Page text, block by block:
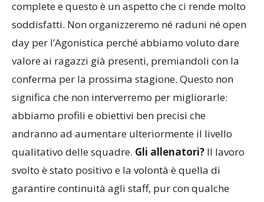
“Assolutamente sì. Le rose sono praticamente
complete e questo è un aspetto che ci rende molto
soddisfatti. Non organizzeremo né raduni né open
day per l’Agonistica perché abbiamo voluto dare
valore ai ragazzi già presenti, premiandoli con la
conferma per la prossima stagione. Questo non
significa che non interverremo per migliorarle:
abbiamo profili e obiettivi ben precisi che
andranno ad aumentare ulteriormente il livello
qualitativo delle squadre.Gli allenatori?Il lavoro
svolto è stato positivo e la volontà è quella di